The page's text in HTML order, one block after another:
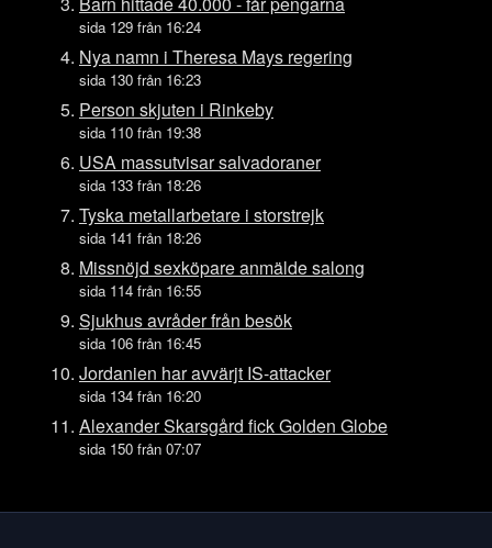
Tors 23 juli
Ons 22 juli
Tis 21 juli
Mån 20 juli
Sön 19 juli
Lör 18 juli
Fre 17 juli
Tors 16 juli
Ons 15 juli
Tis 14 juli
Mån 13 juli
Lör 11 juli
Fre 10 juli
Tors 9 juli
Tis 7 juli
sida 129 från 16:24
Nya namn i Theresa Mays regering
sida 130 från 16:23
Person skjuten i Rinkeby
sida 110 från 19:38
USA massutvisar salvadoraner
sida 133 från 18:26
Tyska metallarbetare i storstrejk
sida 141 från 18:26
Missnöjd sexköpare anmälde salong
sida 114 från 16:55
Sjukhus avråder från besök
sida 106 från 16:45
Jordanien har avvärjt IS-attacker
sida 134 från 16:20
Alexander Skarsgård fick Golden Globe
sida 150 från 07:07